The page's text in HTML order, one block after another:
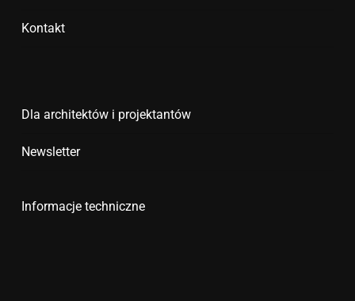
Kontakt
Dla architektów i projektantów
Newsletter
Informacje techniczne